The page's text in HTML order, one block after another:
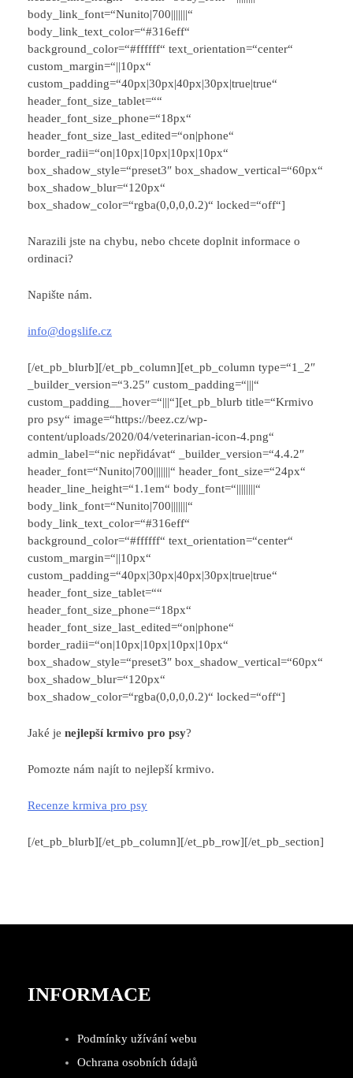
body_link_font=“Nunito|700|||||||“
body_link_text_color=“#316eff“
background_color=“#ffffff“ text_orientation=“center“
custom_margin=“||10px“
custom_padding=“40px|30px|40px|30px|true|true“
header_font_size_tablet=““
header_font_size_phone=“18px“
header_font_size_last_edited=“on|phone“
border_radii=“on|10px|10px|10px|10px“
box_shadow_style=“preset3″ box_shadow_vertical=“60px“
box_shadow_blur=“120px“
box_shadow_color=“rgba(0,0,0,0.2)“ locked=“off“]
Narazili jste na chybu, nebo chcete doplnit informace o
ordinaci?
Napište nám.
info@dogslife.cz
[/et_pb_blurb][/et_pb_column][et_pb_column type=“1_2″
_builder_version=“3.25″ custom_padding=“|||“
custom_padding__hover=“|||“][et_pb_blurb title=“Krmivo
pro psy“ image=“https://beez.cz/wp-
content/uploads/2020/04/veterinarian-icon-4.png“
admin_label=“nic nepřidávat“ _builder_version=“4.4.2″
header_font=“Nunito|700|||||||“ header_font_size=“24px“
header_line_height=“1.1em“ body_font=“||||||||“
body_link_font=“Nunito|700|||||||“
body_link_text_color=“#316eff“
background_color=“#ffffff“ text_orientation=“center“
custom_margin=“||10px“
custom_padding=“40px|30px|40px|30px|true|true“
header_font_size_tablet=““
header_font_size_phone=“18px“
header_font_size_last_edited=“on|phone“
border_radii=“on|10px|10px|10px|10px“
box_shadow_style=“preset3″ box_shadow_vertical=“60px“
box_shadow_blur=“120px“
box_shadow_color=“rgba(0,0,0,0.2)“ locked=“off“]
Jaké je nejlepší krmivo pro psy?
Pomozte nám najít to nejlepší krmivo.
Recenze krmiva pro psy
[/et_pb_blurb][/et_pb_column][/et_pb_row][/et_pb_section]
INFORMACE
Podmínky užívání webu
Ochrana osobních údajů